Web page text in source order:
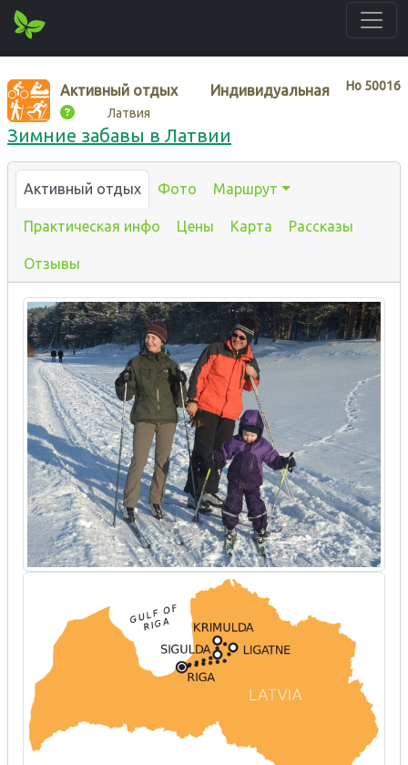
Нo 50016
Активный отдых Индивидуальная
Латвия
Зимние забавы в Латвии
Активный отдых Фото Маршрут
Практическая инфо Цены Карта Рассказы
Отзывы